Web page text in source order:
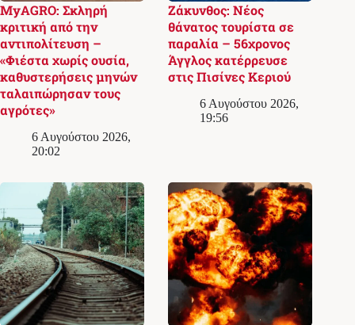
MyAGRO: Σκληρή
κριτική από την
αντιπολίτευση –
«Φιέστα χωρίς ουσία,
καθυστερήσεις μηνών
ταλαιπώρησαν τους
αγρότες»
6 Αυγούστου 2026,
20:02
Ζάκυνθος: Νέος
θάνατος τουρίστα σε
παραλία – 56χρονος
Άγγλος κατέρρευσε
στις Πισίνες Κεριού
6 Αυγούστου 2026,
19:56